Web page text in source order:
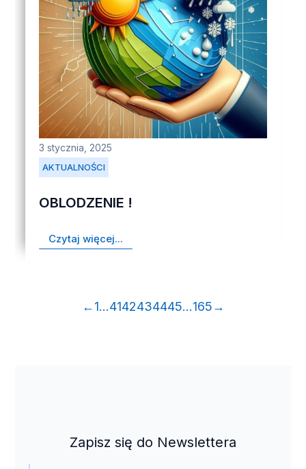
AKTUALNOŚCI
3 stycznia, 2025
OBLODZENIE !
Czytaj więcej...
←1…4142434445…165→
Zapisz się do Newslettera